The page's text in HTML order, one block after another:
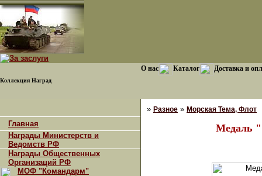
Коллекция Наград
О нас Каталог Доставка и
Главная
Награды Министерств и
Ведомств РФ
Награды Общественных
Организаций РФ
МОФ "Командарм"
» Разное » Морская Тема, Флот
Медаль